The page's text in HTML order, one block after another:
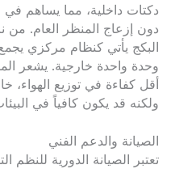
دكتات داخلية، مما يساهم
دون إزعاج المنظر العام. من
البكج يأتي كنظام مركزي
وحدة واحدة خارجية. يشعر
أقل كفاءة في توزيع الهواء،
ولكنه قد يكون كافياً في
الصيانة والدعم الفني
تعتبر الصيانة الدورية للنظم